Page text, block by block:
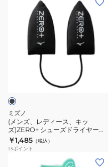
キ
ッ
ズ)ZERO+
シ
ュ
ミズノ
(メンズ、レディース、キッ
ズ)ZERO+ シューズドライヤー
P1GZ040509
￥1,485 （税込）
13ポイント